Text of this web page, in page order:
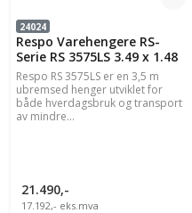
24024
Respo Varehengere RS-
Serie RS 3575LS 3.49 x 1.48
Respo RS 3575LS er en 3,5 m
ubremsed henger utviklet for
både hverdagsbruk og transport
av mindre...
21.490,-
17.192,- eks.mva